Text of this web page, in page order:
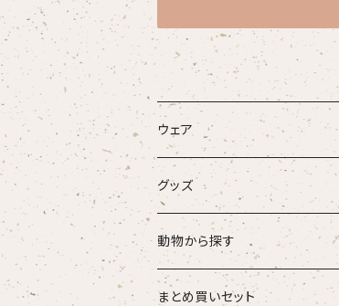
ウェア
大人
こども
ベビー
グッズ
タオル・ハンカチ
ポーチ
動物から探す
ズーラシアンブラス
まとめ買いセット